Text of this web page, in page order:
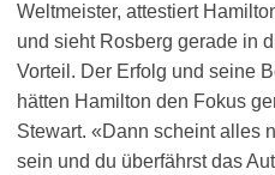
Weltmeister, attestiert
und sieht Rosberg gerade in
Vorteil. Der Erfolg und seine
hätten Hamilton den Fokus
Stewart. «Dann scheint alles
sein und du überfährst das